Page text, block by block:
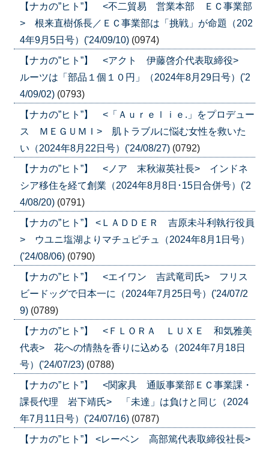
【ナカの”ヒト”】 <不二貿易 営業本部 ＥＣ事業部
> 根来直樹係長／ＥＣ事業部は「挑戦」が命題（202
4年9月5日号）('24/09/10) (0974)
【ナカの”ヒト”】 <アクト 伊藤啓介代表取締役>
ルーツは「部品１個１０円」（2024年8月29日号）('2
4/09/02) (0793)
【ナカの”ヒト”】 <「Ａｕｒｅｌｉｅ.」をプロデュー
ス ＭＥＧＵＭＩ> 肌トラブルに悩む女性を救いた
い（2024年8月22日号）('24/08/27) (0792)
【ナカの”ヒト”】 <ノア 末秋淑英社長> インドネ
シア移住を経て創業（2024年8月8日･15日合併号）('2
4/08/20) (0791)
【ナカの”ヒト”】 <ＬＡＤＤＥＲ 吉原未斗利執行役員
> ウユニ塩湖よりマチュピチュ（2024年8月1日号）
('24/08/06) (0790)
【ナカの”ヒト”】 <エイワン 吉武竜司氏> フリス
ビードッグで日本一に（2024年7月25日号）('24/07/2
9) (0789)
【ナカの”ヒト”】 <ＦＬＯＲＡ ＬＵＸＥ 和気雅美
代表> 花への情熱を香りに込める（2024年7月18日
号）('24/07/23) (0788)
【ナカの”ヒト”】 <関家具 通販事業部ＥＣ事業課・
課長代理 岩下靖氏> 「未達」は負けと同じ（2024
年7月11日号）('24/07/16) (0787)
【ナカの”ヒト”】 <レーベン 高部篤代表取締役社長>